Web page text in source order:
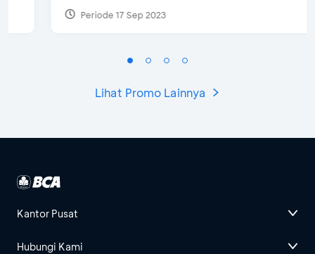
Periode 17 Sep 2023
Lihat Promo Lainnya
Kantor Pusat
Hubungi Kami